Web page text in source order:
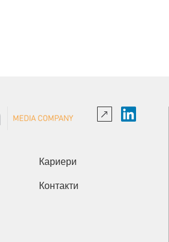
Кариери
Контакти